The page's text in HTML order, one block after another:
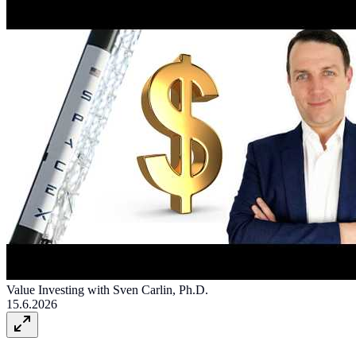
Value Investing with Sven Carlin, Ph.D.
15.6.2026